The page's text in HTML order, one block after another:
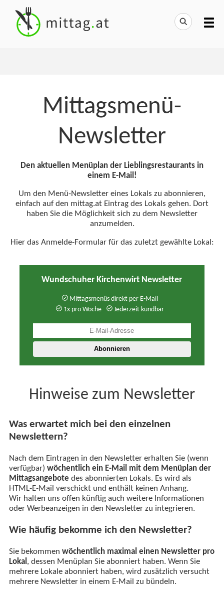
Mittagsmenü-
Newsletter
Den aktuellen Menüplan der Lieblingsrestaurants in
einem E-Mail!
Um den Menü-Newsletter eines Lokals zu abonnieren,
einfach auf den mittag.at Eintrag des Lokals gehen. Dort
haben Sie die Möglichkeit sich zu dem Newsletter
anzumelden.
Hier das Anmelde-Formular für das zuletzt gewählte Lokal:
Wundschuher Kirchenwirt Newsletter
Mittagsmenüs direkt per E-Mail
1x pro Woche
Jederzeit kündbar
Hinweise zum Newsletter
Was erwartet mich bei den einzelnen
Newslettern?
Nach dem Eintragen in den Newsletter erhalten Sie (wenn
verfügbar) wöchentlich ein E-Mail mit dem Menüplan der
Mittagsangebote des abonnierten Lokals. Es wird als
HTML-E-Mail verschickt und enthält keinen Anhang.
Wir halten uns offen künftig auch weitere Informationen
oder Werbeanzeigen in den Newsletter zu integrieren.
Wie häufig bekomme ich den Newsletter?
Sie bekommen wöchentlich maximal einen Newsletter pro
Lokal, dessen Menüplan Sie abonniert haben. Wenn Sie
mehrere Lokale abonniert haben, wird zusätzlich versucht
mehrere Newsletter in einem E-Mail zu bündeln.